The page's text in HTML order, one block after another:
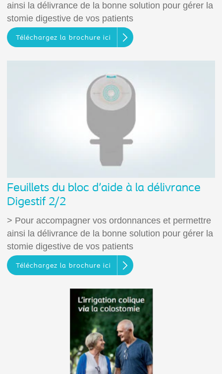
ainsi la délivrance de la bonne solution pour gérer la
stomie digestive de vos patients
Téléchargez la brochure ici
Feuillets du bloc d'aide à la délivrance
Digestif 2/2
> Pour accompagner vos ordonnances et permettre
ainsi la délivrance de la bonne solution pour gérer la
stomie digestive de vos patients
Téléchargez la brochure ici